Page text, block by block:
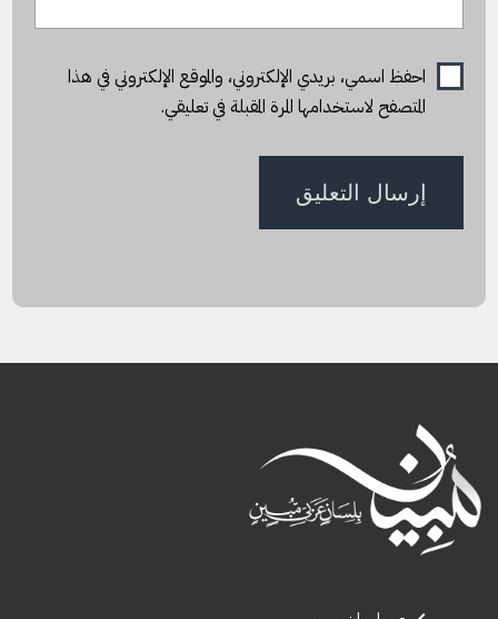
احفظ اسمي، بريدي الإلكتروني، والموقع الإلكتروني في هذا
المتصفح لاستخدامها المرة المقبلة في تعليقي.